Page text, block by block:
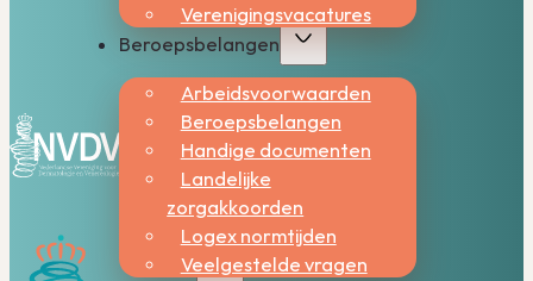
Verenigingsvacatures
Beroepsbelangen
Arbeidsvoorwaarden
Beroepsbelangen
Handige documenten
Landelijke
zorgakkoorden
Logex normtijden
Veelgestelde vragen